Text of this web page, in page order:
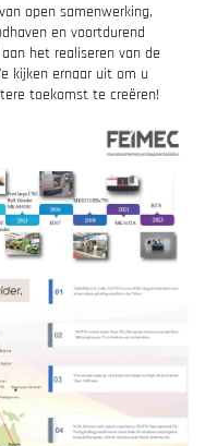
open samenwerking,
en voortdurend
het realiseren van de
kijken ernaar uit om u
toekomst te creëren!